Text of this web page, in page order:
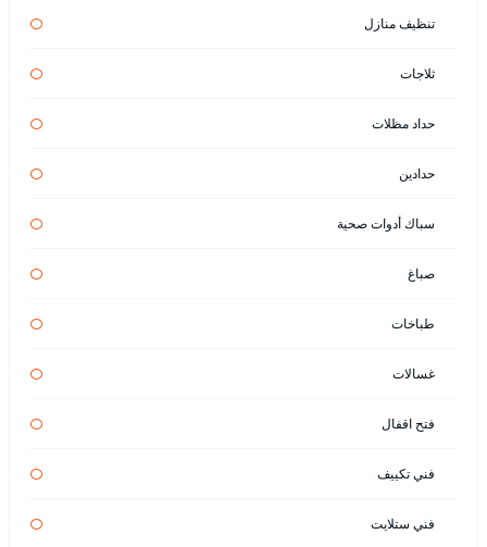
تنظيف منازل
ثلاجات
حداد مظلات
حدادين
سباك أدوات صحية
صباغ
طباخات
غسالات
فتح اقفال
فني تكييف
فني ستلايت